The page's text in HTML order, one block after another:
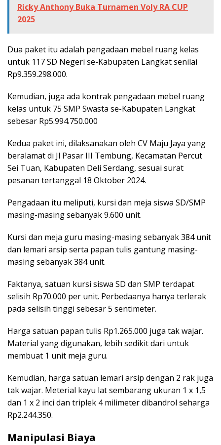
Ricky Anthony Buka Turnamen Voly RA CUP
2025
Dua paket itu adalah pengadaan mebel ruang kelas
untuk 117 SD Negeri se-Kabupaten Langkat senilai
Rp9.359.298.000.
Kemudian, juga ada kontrak pengadaan mebel ruang
kelas untuk 75 SMP Swasta se-Kabupaten Langkat
sebesar Rp5.994.750.000
Kedua paket ini, dilaksanakan oleh CV Maju Jaya yang
beralamat di Jl Pasar III Tembung, Kecamatan Percut
Sei Tuan, Kabupaten Deli Serdang, sesuai surat
pesanan tertanggal 18 Oktober 2024.
Pengadaan itu meliputi, kursi dan meja siswa SD/SMP
masing-masing sebanyak 9.600 unit.
Kursi dan meja guru masing-masing sebanyak 384 unit
dan lemari arsip serta papan tulis gantung masing-
masing sebanyak 384 unit.
Faktanya, satuan kursi siswa SD dan SMP terdapat
selisih Rp70.000 per unit. Perbedaanya hanya terlerak
pada selisih tinggi sebesar 5 sentimeter.
Harga satuan papan tulis Rp1.265.000 juga tak wajar.
Material yang digunakan, lebih sedikit dari untuk
membuat 1 unit meja guru.
Kemudian, harga satuan lemari arsip dengan 2 rak juga
tak wajar. Meterial kayu lat sembarang ukuran 1 x 1,5
dan 1 x 2 inci dan triplek 4 milimeter dibandrol seharga
Rp2.244.350.
Manipulasi Biaya